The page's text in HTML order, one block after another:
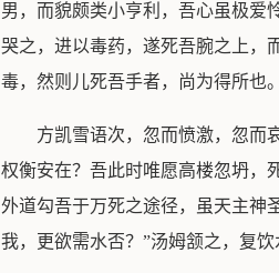
男，而貌颇类小亨利，吾心虽极爱
哭之，进以毒药，遂死吾腕之上，
毒，然则儿死吾手者，尚为得所也
方凯雪语次，忽而愤激，忽而
权衡安在？吾此时唯愿高楼忽坍，
外道勾吾于万死之途径，虽天主神
我，更欲需水否？”汤姆颔之，复